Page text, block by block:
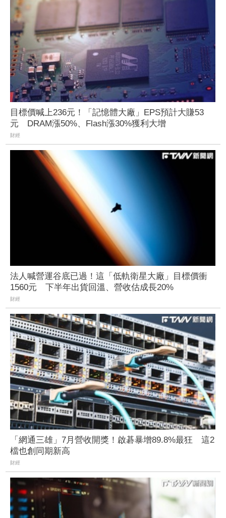
目標價喊上236元！「記憶體大廠」EPS預計大賺53
元 DRAM漲50%、Flash漲30%獲利大增
財經
法人喊營運谷底已過！這「低軌衛星大廠」目標價衝
1560元 下半年出貨回溫、營收估成長20%
財經
「網通三雄」7月營收開獎！啟碁暴增89.8%最狂 這2
檔也創同期新高
財經